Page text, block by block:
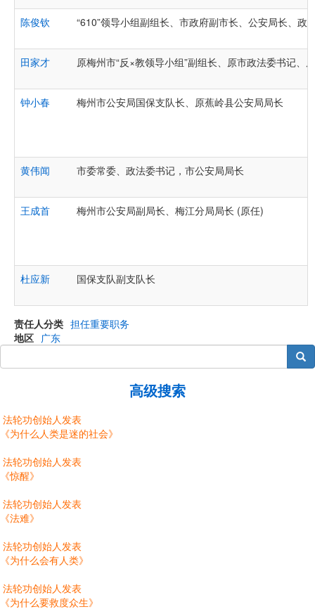
陈俊钦 “610”领导小组副组长、市政府副市长、公安局长、政
田家才 原梅州市“反×教领导小组”副组长、原市政法委书记、
钟小春 梅州市公安局国保支队长、原蕉岭县公安局局长
黄伟闻 市委常委、政法委书记，市公安局局长
王成首 梅州市公安局副局长、梅江分局局长 (原任)
杜应新 国保支队副支队长
责任人分类 担任重要职务
地区 广东
搜索
高级搜索
法轮功创始人发表
《为什么人类是迷的社会》
法轮功创始人发表
《惊醒》
法轮功创始人发表
《法难》
法轮功创始人发表
《为什么会有人类》
法轮功创始人发表
《为什么要救度众生》